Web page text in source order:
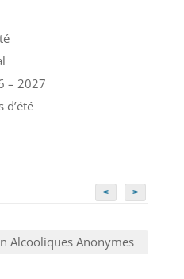
– 2027
d’été
< >
Alcooliques Anonymes